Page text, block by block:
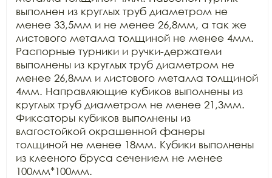
выполнен из круглых труб диаметром не
менее 33,5мм и не менее 26,8мм, а так же
листового металла толщиной не менее 4мм.
Распорные турники и ручки-держатели
выполнены из круглых труб диаметром не
менее 26,8мм и листового металла толщиной
4мм. Направляющие кубиков выполнены из
круглых труб диаметром не менее 21,3мм.
Фиксаторы кубиков выполнены из
влагостойкой окрашенной фанеры
толщиной не менее 18мм. Кубики выполнены
из клееного бруса сечением не менее
100мм*100мм.